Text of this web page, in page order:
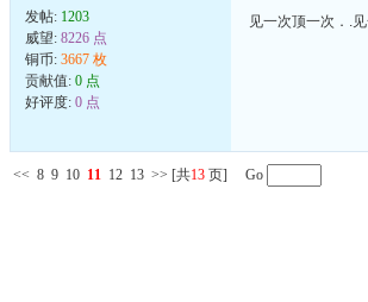
发帖: 1203
威望: 8226 点
铜币: 3667 枚
贡献值: 0 点
好评度: 0 点
见一次顶一次．.
<< 8 9 10 11 12 13 >> [共13 页] Go